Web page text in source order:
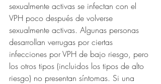
sexualmente activas se infectan con el
VPH poco después de volverse
sexualmente activas. Algunas personas
desarrollan verrugas por ciertas
infecciones por VPH de bajo riesgo, pero
los otros tipos (incluidos los tipos de alto
riesgo) no presentan síntomas. Si una